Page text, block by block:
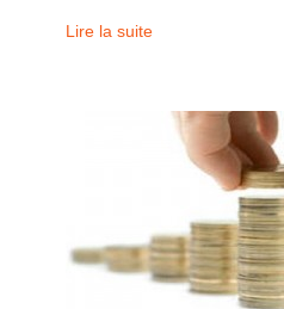
Lire la suite